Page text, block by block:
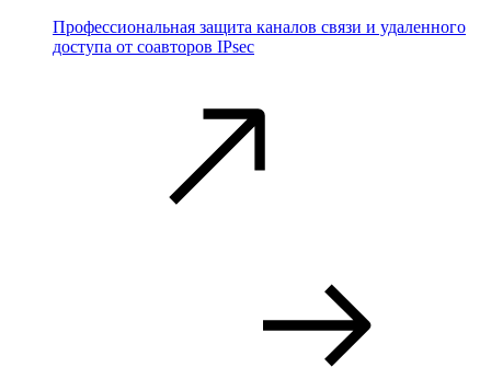
Профессиональная защита каналов связи и удаленного
доступа от соавторов IPsec